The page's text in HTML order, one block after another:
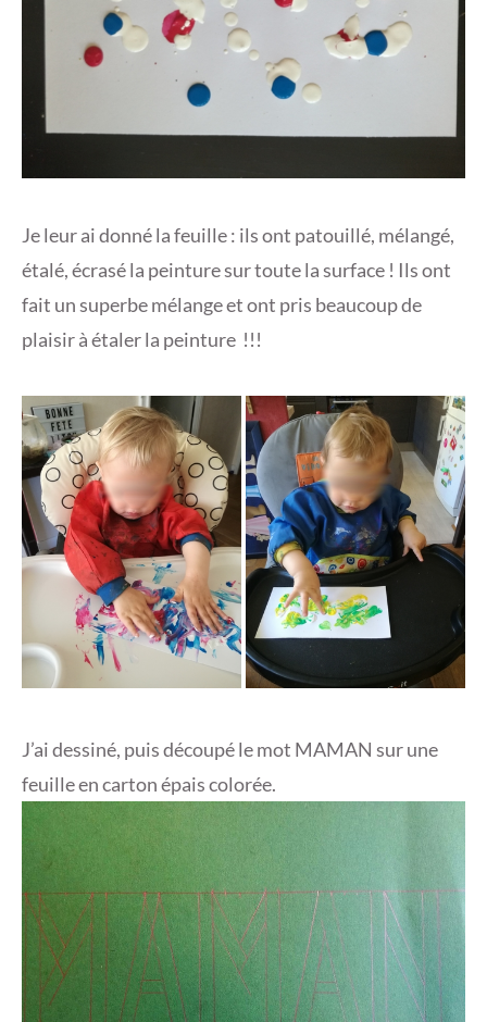
Je leur ai donné la feuille : ils ont patouillé, mélangé,
étalé, écrasé la peinture sur toute la surface ! Ils ont
fait un superbe mélange et ont pris beaucoup de
plaisir à étaler la peinture !!!
J’ai dessiné, puis découpé le mot MAMAN sur une
feuille en carton épais colorée.